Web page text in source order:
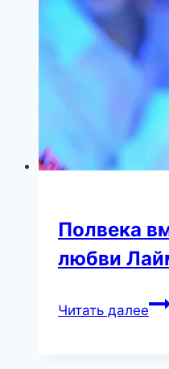
Полвека
любви
Читать далее